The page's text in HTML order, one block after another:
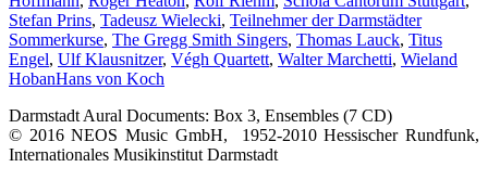
Stefan Prins, Tadeusz Wielecki, Teilnehmer der Darmstädter
Sommerkurse, The Gregg Smith Singers, Thomas Lauck, Titus
Engel, Ulf Klausnitzer, Végh Quartett, Walter Marchetti, Wieland
HobanHans von Koch
Darmstadt Aural Documents: Box 3, Ensembles (7 CD)
© 2016 NEOS Music GmbH, 1952-2010 Hessischer Rundfunk,
Internationales Musikinstitut Darmstadt